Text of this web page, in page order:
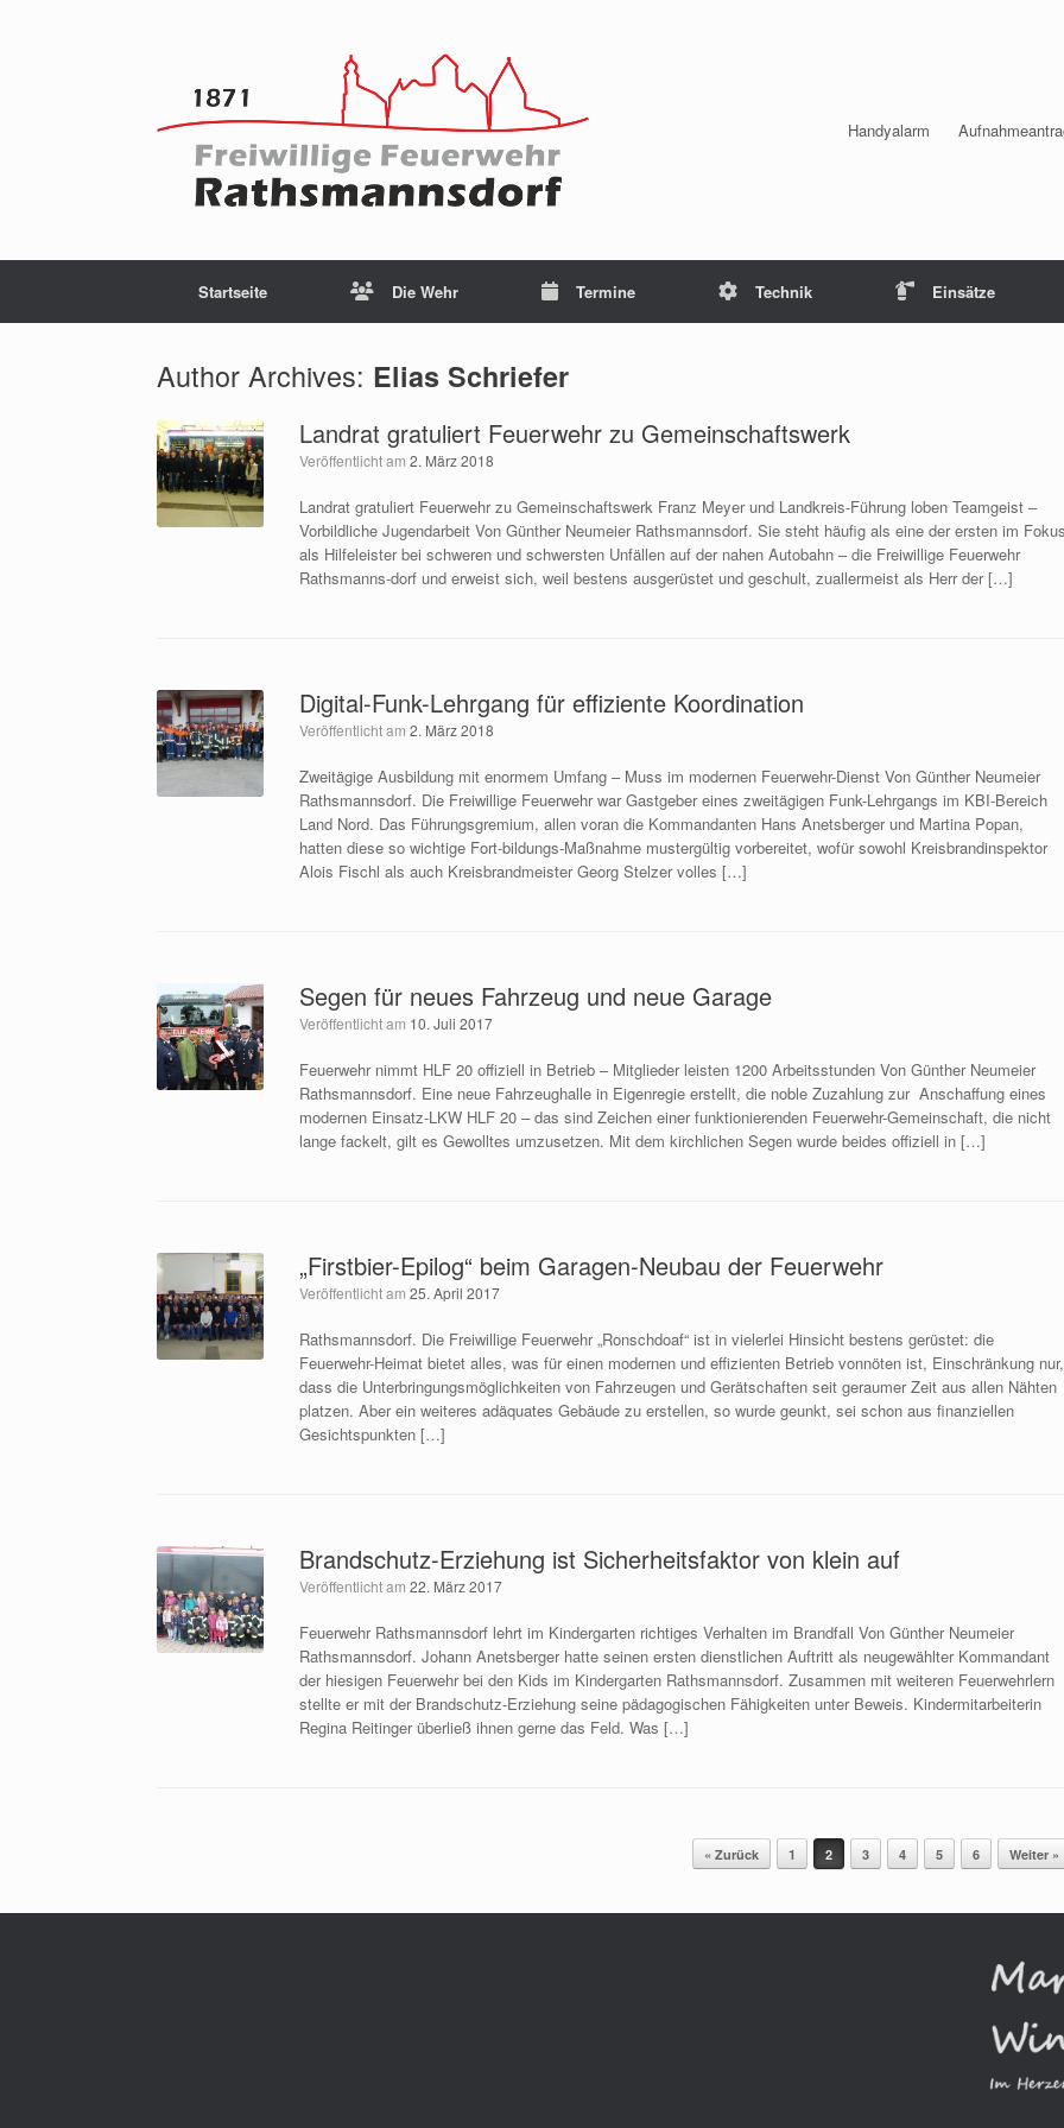
Handyalarm
Startseite Die Wehr Termine Technik Einsätze
Author Archives: Elias Schriefer
Landrat gratuliert Feuerwehr zu Gemeinschaftswerk
Veröffentlicht am2. März 2018
Landrat gratuliert Feuerwehr zu Gemeinschaftswerk Franz Meyer und Landkreis-Führung loben Teamgeist –
Vorbildliche Jugendarbeit Von Günther Neumeier Rathsmannsdorf. Sie steht häufig als eine der ersten im
als Hilfeleister bei schweren und schwersten Unfällen auf der nahen Autobahn – die Freiwillige Feuerwehr
Rathsmanns-dorf und erweist sich, weil bestens ausgerüstet und geschult, zuallermeist als Herr der […]
Digital-Funk-Lehrgang für effiziente Koordination
Veröffentlicht am2. März 2018
Zweitägige Ausbildung mit enormem Umfang – Muss im modernen Feuerwehr-Dienst Von Günther Neumeier
Rathsmannsdorf. Die Freiwillige Feuerwehr war Gastgeber eines zweitägigen Funk-Lehrgangs im KBI-Bereich
Land Nord. Das Führungsgremium, allen voran die Kommandanten Hans Anetsberger und Martina Popan,
hatten diese so wichtige Fort-bildungs-Maßnahme mustergültig vorbereitet, wofür sowohl Kreisbrandinspektor
Alois Fischl als auch Kreisbrandmeister Georg Stelzer volles […]
Segen für neues Fahrzeug und neue Garage
Veröffentlicht am 10. Juli 2017
Feuerwehr nimmt HLF 20 offiziell in Betrieb – Mitglieder leisten 1200 Arbeitsstunden Von Günther Neumeier
Rathsmannsdorf. Eine neue Fahrzeughalle in Eigenregie erstellt, die noble Zuzahlung zur Anschaffung eines
modernen Einsatz-LKW HLF 20 – das sind Zeichen einer funktionierenden Feuerwehr-Gemeinschaft, die nicht
lange fackelt, gilt es Gewolltes umzusetzen. Mit dem kirchlichen Segen wurde beides offiziell in […]
„Firstbier-Epilog“ beim Garagen-Neubau der Feuerwehr
Veröffentlicht am25. April 2017
Rathsmannsdorf. Die Freiwillige Feuerwehr „Ronschdoaf“ ist in vielerlei Hinsicht bestens gerüstet: die
Feuerwehr-Heimat bietet alles, was für einen modernen und effizienten Betrieb vonnöten ist, Einschränkung nur,
dass die Unterbringungsmöglichkeiten von Fahrzeugen und Gerätschaften seit geraumer Zeit aus allen Nähten
platzen. Aber ein weiteres adäquates Gebäude zu erstellen, so wurde geunkt, sei schon aus finanziellen
Gesichtspunkten […]
Brandschutz-Erziehung ist Sicherheitsfaktor von klein auf
Veröffentlicht am22. März 2017
Feuerwehr Rathsmannsdorf lehrt im Kindergarten richtiges Verhalten im Brandfall Von Günther Neumeier
Rathsmannsdorf. Johann Anetsberger hatte seinen ersten dienstlichen Auftritt als neugewählter Kommandant
der hiesigen Feuerwehr bei den Kids im Kindergarten Rathsmannsdorf. Zusammen mit weiteren Feuerwehrlern
stellte er mit der Brandschutz-Erziehung seine pädagogischen Fähigkeiten unter Beweis. Kindermitarbeiterin
Regina Reitinger überließ ihnen gerne das Feld. Was […]
« Zurück 1 2 3 4 5 6 Weiter »